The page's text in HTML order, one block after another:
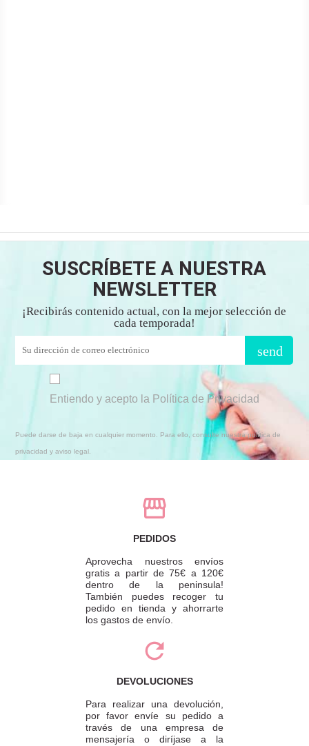
SUSCRÍBETE A NUESTRA
NEWSLETTER
¡Recibirás contenido actual, con la mejor selección de
cada temporada!
send
Entiendo y acepto la Política de Privacidad
Puede darse de baja en cualquier momento. Para ello, consulte nuestra política de
privacidad y aviso legal.
PEDIDOS
Aprovecha nuestros envíos
gratis a partir de 75€ a 120€
dentro de la peninsula!
También puedes recoger tu
pedido en tienda y ahorrarte
los gastos de envío.
DEVOLUCIONES
Para realizar una devolución,
por favor envíe su pedido a
través de una empresa de
mensajería o diríjase a la